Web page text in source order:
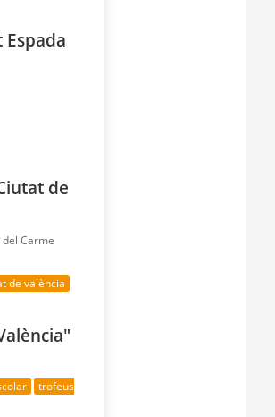
de
Carme
de valència
trofeus